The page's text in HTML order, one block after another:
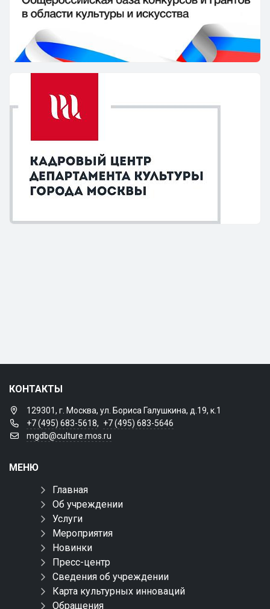
КОНТАКТЫ
129301, г. Москва, ул. Бориса Галушкина, д.19, к.1
+7 (495) 683-5618, +7 (495) 683-5646
mgdb@culture.mos.ru
МЕНЮ
Главная
Об учреждении
Услуги
Мероприятия
Новинки
Пресс-центр
Сведения об учреждении
Карта культурных инноваций
Обращения